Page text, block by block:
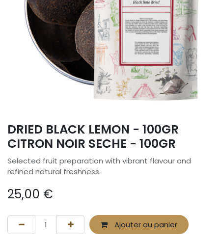
DRIED BLACK LEMON - 100GR
CITRON NOIR SECHE - 100GR
Selected fruit preparation with vibrant flavour and
refined natural freshness.
25,00 €
Ajouter au panier